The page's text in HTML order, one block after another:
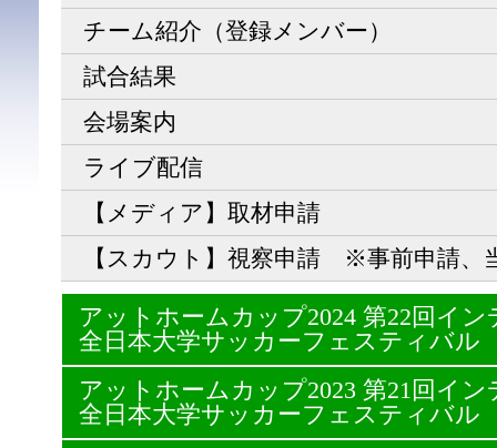
チーム紹介（登録メンバー）
試合結果
会場案内
ライブ配信
【メディア】取材申請
【スカウト】視察申請 ※事前申請、
アットホームカップ2024 第22回イ
全日本大学サッカーフェスティバル
アットホームカップ2023 第21回イ
全日本大学サッカーフェスティバル